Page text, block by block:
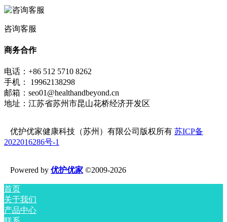
咨询客服
商务合作
电话：+86 512 5710 8262
手机： 19962138298
邮箱：seo01@healthandbeyond.cn
地址：江苏省苏州市昆山花桥经济开发区
优护优家健康科技（苏州）有限公司版权所有 苏ICP备
2022016286号-1
Powered by 优护优家 ©2009-2026
首页
关于我们
产品中心